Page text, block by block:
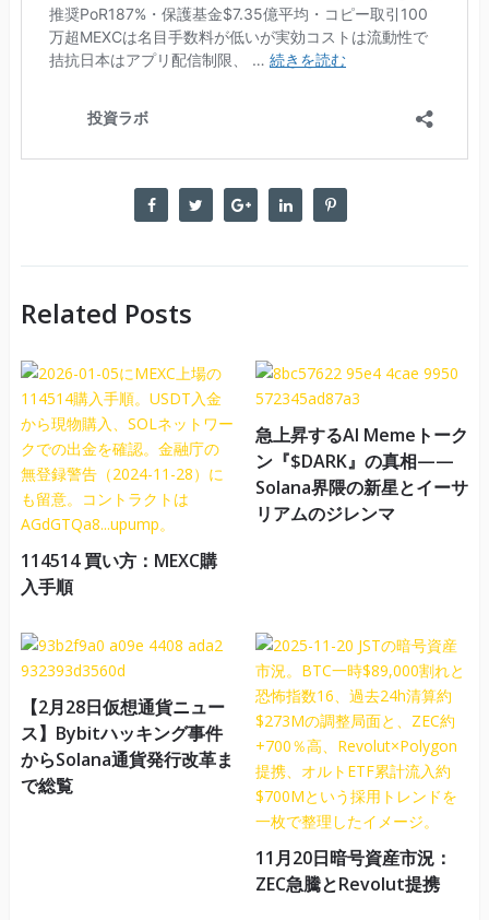
Related Posts
114514 買い方：MEXC購
入手順
急上昇するAI Memeトーク
ン『$DARK』の真相——
Solana界隈の新星とイーサ
リアムのジレンマ
【2月28日仮想通貨ニュー
ス】Bybitハッキング事件
からSolana通貨発行改革ま
で総覧
11月20日暗号資産市況：
ZEC急騰とRevolut提携